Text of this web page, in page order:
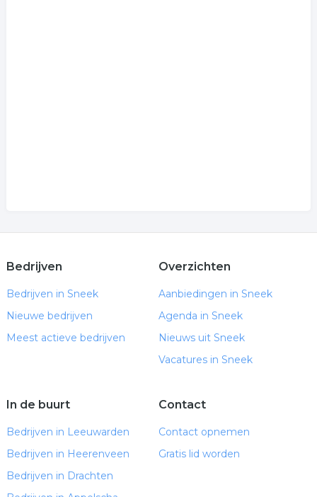
Bedrijven
Bedrijven in Sneek
Nieuwe bedrijven
Meest actieve bedrijven
Overzichten
Aanbiedingen in Sneek
Agenda in Sneek
Nieuws uit Sneek
Vacatures in Sneek
In de buurt
Bedrijven in Leeuwarden
Bedrijven in Heerenveen
Bedrijven in Drachten
Contact
Contact opnemen
Gratis lid worden